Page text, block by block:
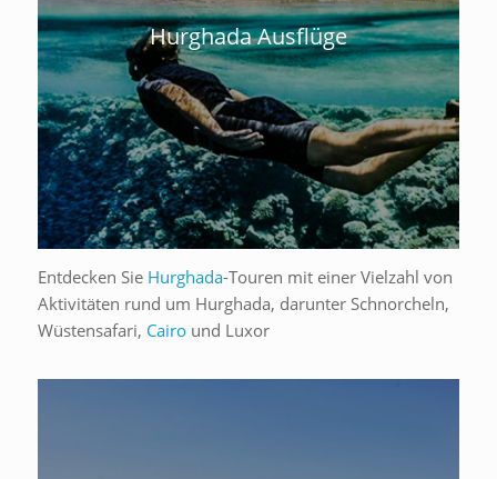
Hurghada Ausflüge
Entdecken Sie Hurghada-Touren mit einer Vielzahl von
Aktivitäten rund um Hurghada, darunter Schnorcheln,
Wüstensafari, Cairound Luxor